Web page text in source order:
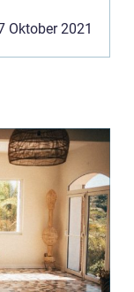
Oktober 2021